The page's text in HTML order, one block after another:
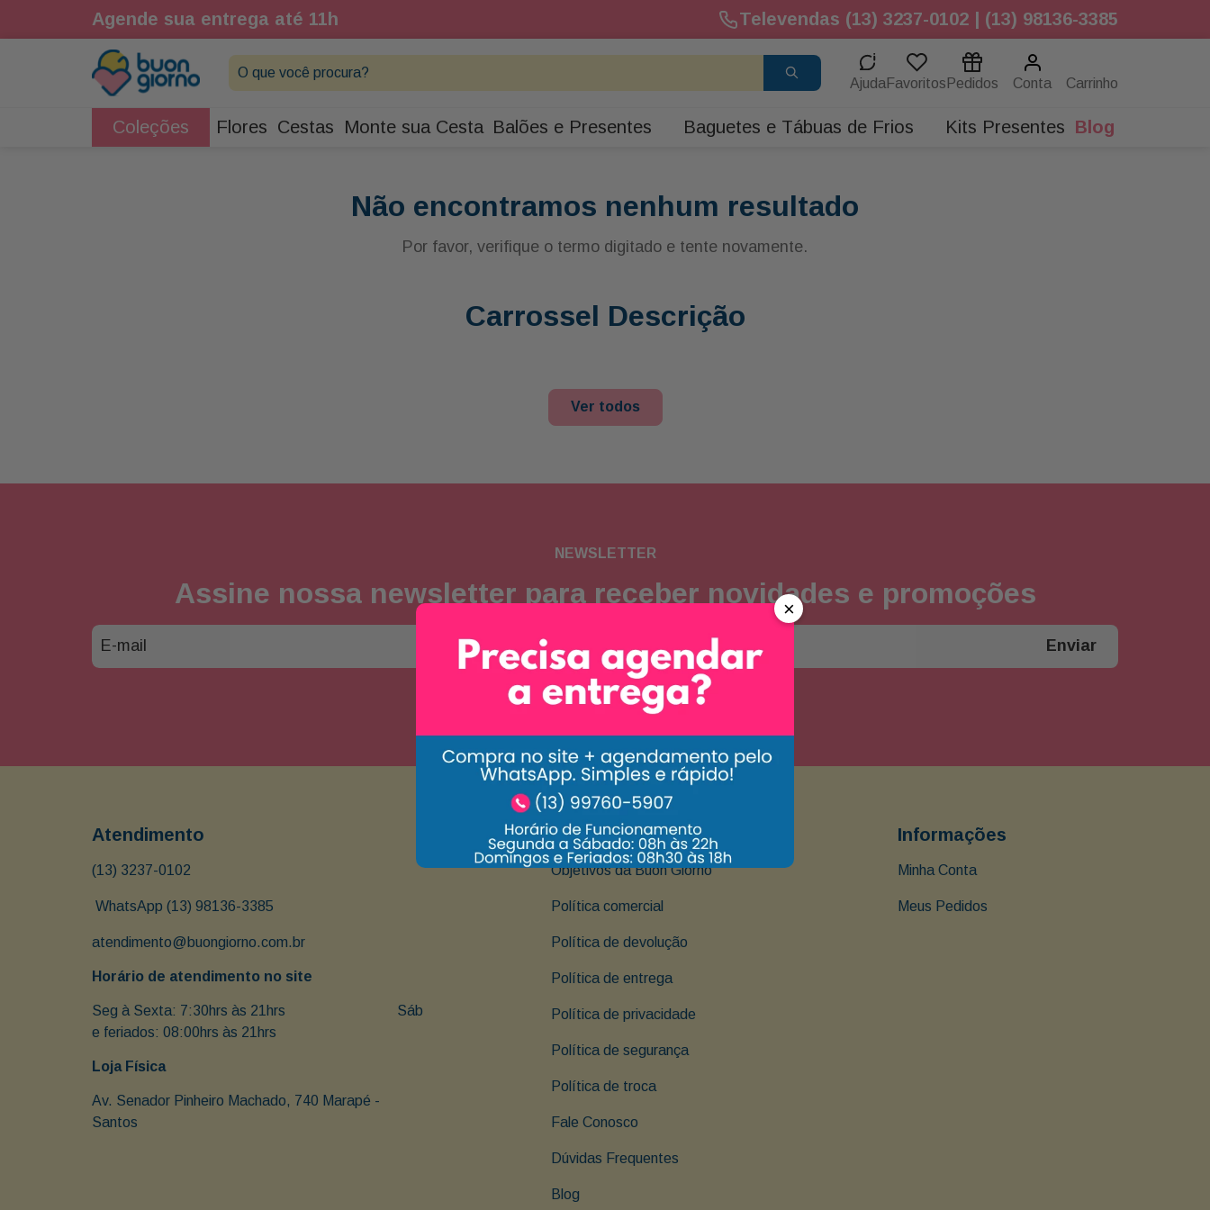
Agende sua entrega até 11h Televendas (13) 3237-0102 | (13) 98136-3385
O que você procura?
Ajuda Favoritos Pedidos Conta
Coleções Flores Cestas Monte sua Cesta Balões e Presentes Baguetes e Tábuas de Frios Kits Presentes Blog
Não encontramos nenhum resultado
Por favor, verifique o termo digitado e tente novamente.
Carrossel Descrição
Ver todos
NEWSLETTER
Assine nossa newsletter para receber novidades e promoções
Enviar
Concordo com a política de privacidade
Atendimento
(13) 3237-0102
WhatsApp (13) 98136-3385
atendimento@buongiorno.com.br
Horário de atendimento no site
Seg à Sexta: 7:30hrs às 21hrs                               Sáb
e feriados: 08:00hrs às 21hrs
Loja Física
Av. Senador Pinheiro Machado, 740 Marapé -
Santos
Institucional
Objetivos da Buon Giorno
Política comercial
Política de devolução
Política de entrega
Política de privacidade
Política de segurança
Política de troca
Fale Conosco
Dúvidas Frequentes
Blog
Informações
Minha Conta
Meus Pedidos
×